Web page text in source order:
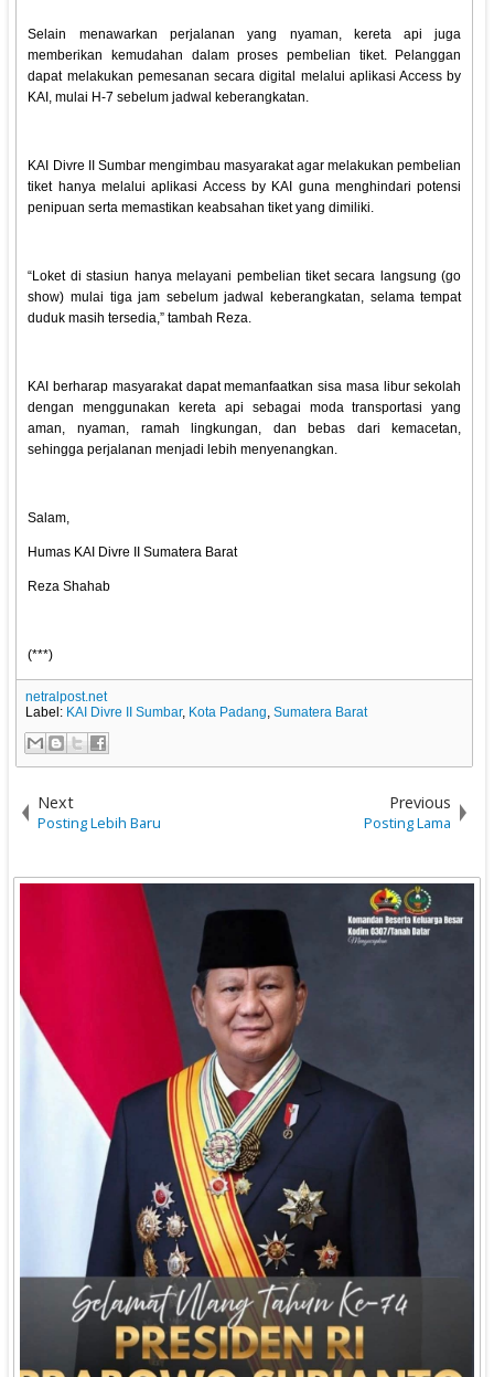
Selain menawarkan perjalanan yang nyaman, kereta api juga
memberikan kemudahan dalam proses pembelian tiket. Pelanggan
dapat melakukan pemesanan secara digital melalui aplikasi Access by
KAI, mulai H-7 sebelum jadwal keberangkatan.
KAI Divre II Sumbar mengimbau masyarakat agar melakukan pembelian
tiket hanya melalui aplikasi Access by KAI guna menghindari potensi
penipuan serta memastikan keabsahan tiket yang dimiliki.
“Loket di stasiun hanya melayani pembelian tiket secara langsung (go
show) mulai tiga jam sebelum jadwal keberangkatan, selama tempat
duduk masih tersedia,” tambah Reza.
KAI berharap masyarakat dapat memanfaatkan sisa masa libur sekolah
dengan menggunakan kereta api sebagai moda transportasi yang
aman, nyaman, ramah lingkungan, dan bebas dari kemacetan,
sehingga perjalanan menjadi lebih menyenangkan.
Salam,
Humas KAI Divre II Sumatera Barat
Reza Shahab
(***)
netralpost.net
Label: KAI Divre II Sumbar, Kota Padang,Sumatera Barat
Next
Posting Lebih Baru
Previous
Posting Lama